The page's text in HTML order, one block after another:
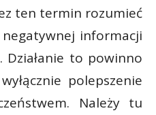
ten termin rozumieć
informacji
Działanie to powinno
polepszenie
Należy tu